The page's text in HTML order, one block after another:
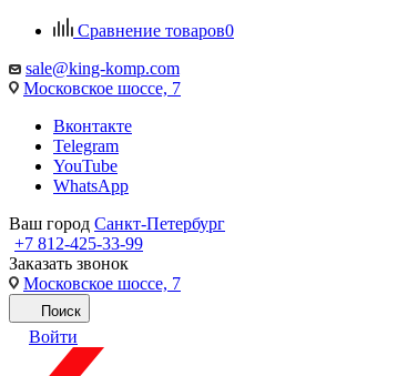
Сравнение товаров0
sale@king-komp.com
Московское шоссе, 7
Вконтакте
Telegram
YouTube
WhatsApp
Ваш город Санкт-Петербург
+7 812-425-33-99
Заказать звонок
Московское шоссе, 7
Поиск
Войти